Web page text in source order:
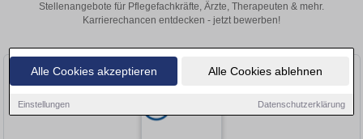
Alle Cookies akzeptieren Alle Cookies ablehnen
Einstellungen Datenschutzerklärung
Stellenangebote für Pflegefachkräfte, Ärzte, Therapeuten & mehr.
Karrierechancen entdecken - jetzt bewerben!